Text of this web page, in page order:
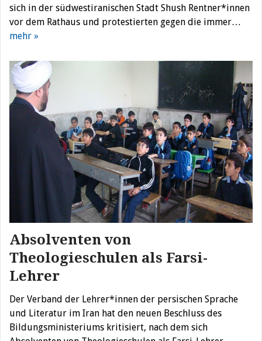
sich in der südwestiranischen Stadt Shush Rentner*innen
vor dem Rathaus und protestierten gegen die immer…
mehr »
Absolventen von
Theologieschulen als Farsi-
Lehrer
Der Verband der Lehrer*innen der persischen Sprache
und Literatur im Iran hat den neuen Beschluss des
Bildungsministeriums kritisiert, nach dem sich